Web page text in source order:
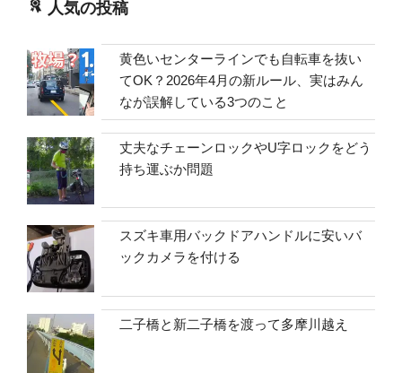
人気の投稿
黄色いセンターラインでも自転車を抜い
てOK？2026年4月の新ルール、実はみん
なが誤解している3つのこと
丈夫なチェーンロックやU字ロックをどう
持ち運ぶか問題
スズキ車用バックドアハンドルに安いバ
ックカメラを付ける
二子橋と新二子橋を渡って多摩川越え